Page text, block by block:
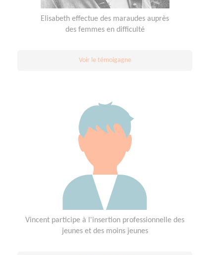
Elisabeth effectue des maraudes auprès
des femmes en difficulté
Voir le témoigagne
Vincent participe à l'insertion professionnelle des
jeunes et des moins jeunes